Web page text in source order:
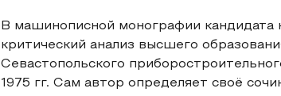
В машинописной монографии
критический анализ высшего
Севастопольского
1975 гг. Сам автор определяет своё